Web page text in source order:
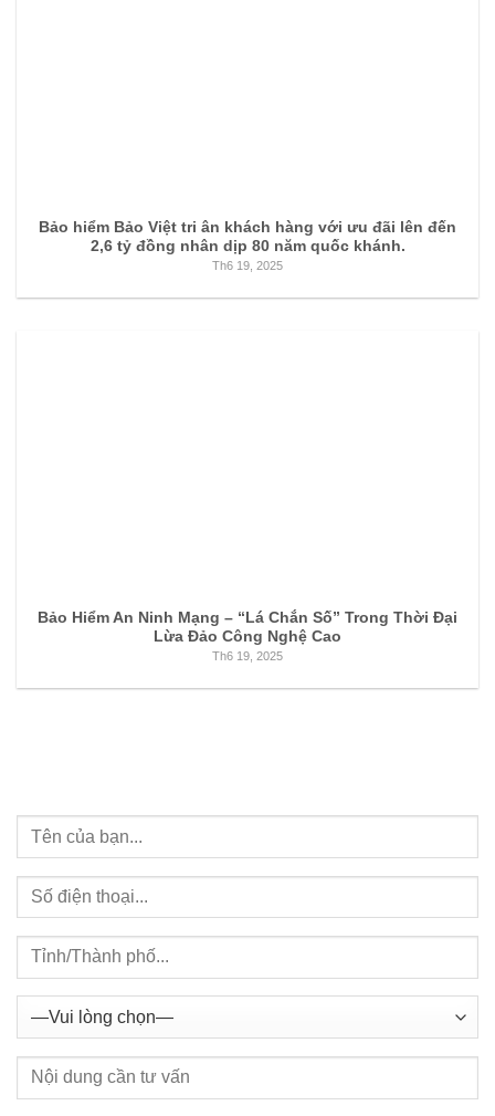
Bảo hiểm Bảo Việt tri ân khách hàng với ưu đãi lên đến
2,6 tỷ đồng nhân dịp 80 năm quốc khánh.
Th6 19, 2025
Bảo Hiểm An Ninh Mạng – “Lá Chắn Số” Trong Thời Đại
Lừa Đảo Công Nghệ Cao
Th6 19, 2025